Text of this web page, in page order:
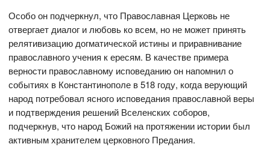
Особо он подчеркнул, что Православная Церковь не
отвергает диалог и любовь ко всем, но не может принять
релятивизацию догматической истины и приравнивание
православного учения к ересям. В качестве примера
верности православному исповеданию он напомнил о
событиях в Константинополе в 518 году, когда верующий
народ потребовал ясного исповедания православной веры
и подтверждения решений Вселенских соборов,
подчеркнув, что народ Божий на протяжении истории был
активным хранителем церковного Предания.